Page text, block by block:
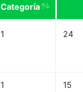
Categoría
1 24
1 15